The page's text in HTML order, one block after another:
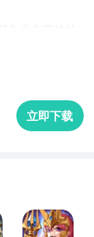
之歌这个英雄的
主力输出(智者
害高防御高还
冲对面的远
立即下载